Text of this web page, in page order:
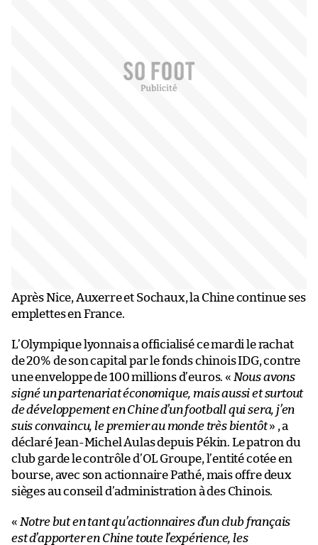
Après Nice, Auxerre et Sochaux, la Chine continue ses
emplettes en France.
L’Olympique lyonnais a officialisé ce mardi le rachat
de 20% de son capital par le fonds chinois IDG, contre
une enveloppe de 100 millions d’euros. « Nous avons
signé un partenariat économique, mais aussi et surtout
de développement en Chine d’un football qui sera, j’en
suis convaincu, le premier au monde très bientôt» , a
déclaré Jean-Michel Aulas depuis Pékin. Le patron du
club garde le contrôle d’OL Groupe, l’entité cotée en
bourse, avec son actionnaire Pathé, mais offre deux
sièges au conseil d’administration à des Chinois.
« Notre but en tant qu’actionnaires d’un club français
est d’apporter en Chine toute l’expérience, les